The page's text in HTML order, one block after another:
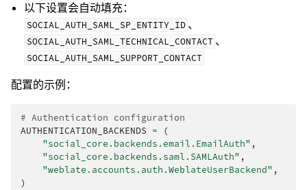
以下设置会自动填充：
SOCIAL_AUTH_SAML_SP_ENTITY_ID 、
SOCIAL_AUTH_SAML_TECHNICAL_CONTACT 、
SOCIAL_AUTH_SAML_SUPPORT_CONTACT
配置的示例：
# Authentication configuration
AUTHENTICATION_BACKENDS =
(
"social_core.backends.email.EmailAuth" ,
"social_core.backends.saml.SAMLAuth" ,
"weblate.accounts.auth.WeblateUserBackend" ,
)